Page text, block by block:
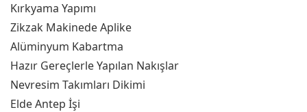
Kırkyama Yapımı
Zikzak Makinede Aplike
Alüminyum Kabartma
Hazır Gereçlerle Yapılan Nakışlar
Nevresim Takımları Dikimi
Elde Antep İşi